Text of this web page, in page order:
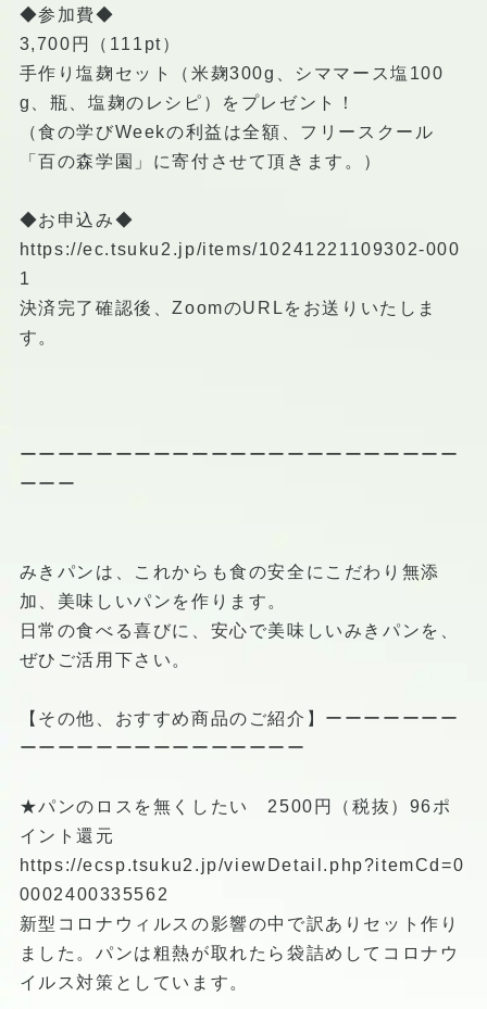
◆参加費◆
3,700円（111pt）
手作り塩麹セット（米麹300g、シママース塩100
g、瓶、塩麹のレシピ）をプレゼント！
（食の学びWeekの利益は全額、フリースクール
「百の森学園」に寄付させて頂きます。）
◆お申込み◆
https://ec.tsuku2.jp/items/10241221109302-000
1
決済完了確認後、ZoomのURLをお送りいたしま
す。
ーーーーーーーーーーーーーーーーーーーーーーー
ーーー
みきパンは、これからも食の安全にこだわり無添
加、美味しいパンを作ります。
日常の食べる喜びに、安心で美味しいみきパンを、
ぜひご活用下さい。
【その他、おすすめ商品のご紹介】ーーーーーーー
ーーーーーーーーーーーーーーー
★パンのロスを無くしたい 2500円（税抜）96ポ
イント還元
https://ecsp.tsuku2.jp/viewDetail.php?itemCd=0
0002400335562
新型コロナウィルスの影響の中で訳ありセット作り
ました。パンは粗熱が取れたら袋詰めしてコロナウ
イルス対策としています。